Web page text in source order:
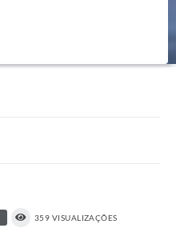
359 VISUALIZAÇÕES